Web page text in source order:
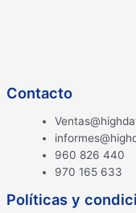
Contacto
960 826 440
970 165 633
Políticas y